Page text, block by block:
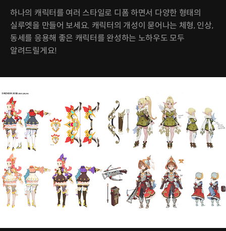
하나의 캐릭터를 여러 스타일로 디폼 하면서 다양한 형태의
실루엣을 만들어 보세요. 캐릭터의 개성이 묻어나는 체형, 인상,
동세를 응용해 좋은 캐릭터를 완성하는 노하우도 모두
알려드릴게요!